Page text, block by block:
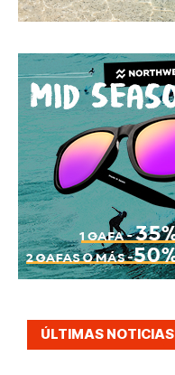
ÚLTIMAS NOTICIAS